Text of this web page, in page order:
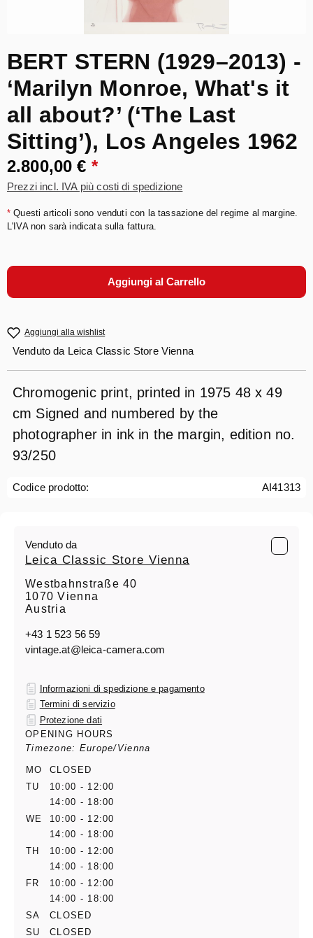
BERT STERN (1929–2013) -
‘Marilyn Monroe, What's it
all about?’ (‘The Last
Sitting’), Los Angeles 1962
2.800,00 € *
Prezzi incl. IVA più costi di spedizione
* Questi articoli sono venduti con la tassazione del regime al margine.
L'IVA non sarà indicata sulla fattura.
Aggiungi al Carrello
Aggiungi alla wishlist
Venduto da Leica Classic Store Vienna
Chromogenic print, printed in 1975 48 x 49
cm Signed and numbered by the
photographer in ink in the margin, edition no.
93/250
Codice prodotto: AI41313
Venduto da
Leica Classic Store Vienna
Westbahnstraße 40
1070 Vienna
Austria
+43 1 523 56 59
vintage.at@leica-camera.com
Informazioni di spedizione e pagamento
Termini di servizio
Protezione dati
OPENING HOURS
Timezone: Europe/Vienna
MO
CLOSED
TU
10:00 - 12:00
14:00 - 18:00
WE
10:00 - 12:00
14:00 - 18:00
TH
10:00 - 12:00
14:00 - 18:00
FR
10:00 - 12:00
14:00 - 18:00
SA
CLOSED
SU
CLOSED